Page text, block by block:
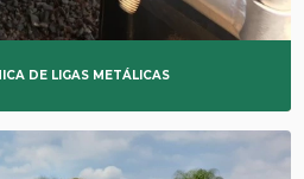
DE LIGAS METÁLICAS